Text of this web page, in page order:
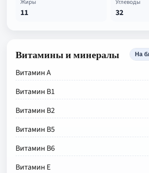
Жиры
11
Углеводы
32
Витамины и минералы На
Витамин А
Витамин В1
Витамин В2
Витамин В5
Витамин В6
Витамин Е